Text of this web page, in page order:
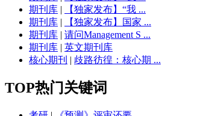
期刊库 |
【独家发布】“我 ...
期刊库 |
【独家发布】国家 ...
期刊库 | 请问Management S ...
期刊库 | 英文期刊库
核心期刊 | 歧路彷徨：核心期 ...
TOP热门关键词